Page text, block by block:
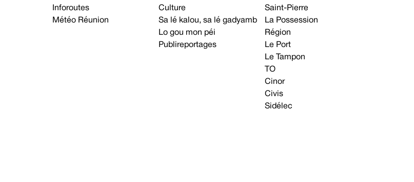
Inforoutes
Météo Réunion
Culture
Sa lé kalou, sa lé gadyamb
Lo gou mon péi
Publireportages
Saint-Pierre
La Possession
Région
Le Port
Le Tampon
TO
Cinor
Civis
Sidélec